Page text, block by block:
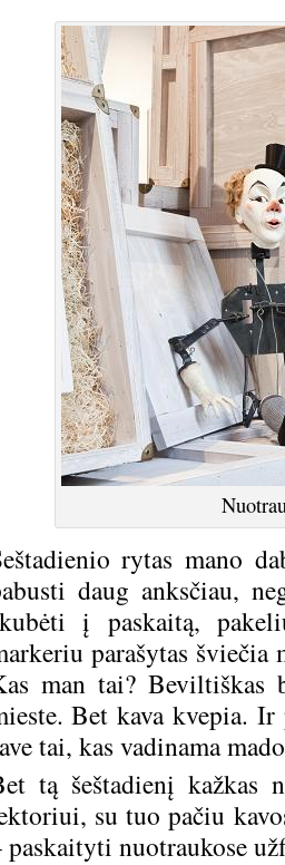
rytas mano
daug anksčiau,
į paskaitą,
parašytas šviečia
man tai? Beviltiškas
Bet kava kvepia.
tai, kas vadinama
tą šeštadienį kažkas
su tuo pačiu
paskaityti nuotraukose